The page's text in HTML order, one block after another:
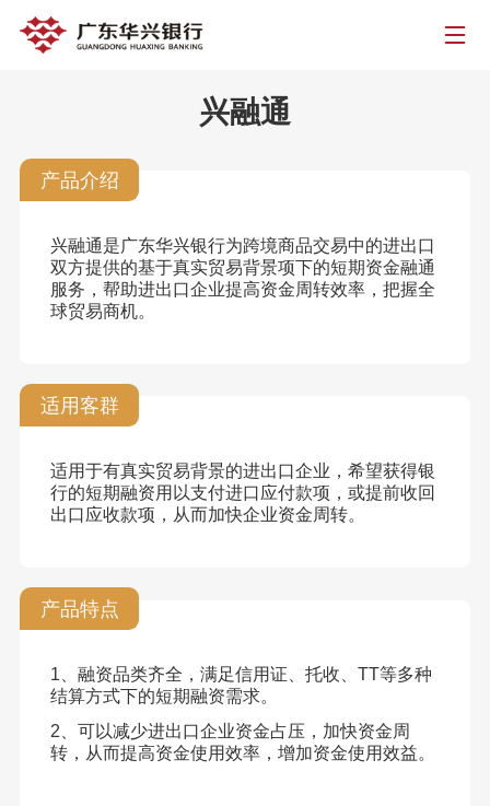
兴融通
产品介绍
兴融通是广东华兴银行为跨境商品交易中的进出口
双方提供的基于真实贸易背景项下的短期资金融通
服务，帮助进出口企业提高资金周转效率，把握全
球贸易商机。
适用客群
适用于有真实贸易背景的进出口企业，希望获得银
行的短期融资用以支付进口应付款项，或提前收回
出口应收款项，从而加快企业资金周转。
产品特点
1、融资品类齐全，满足信用证、托收、TT等多种
结算方式下的短期融资需求。
2、可以减少进出口企业资金占压，加快资金周
转，从而提高资金使用效率，增加资金使用效益。